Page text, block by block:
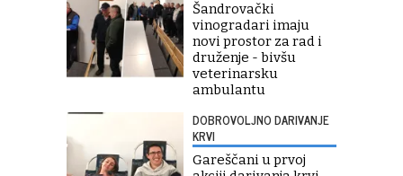
Šandrovački
vinogradari imaju
novi prostor za rad i
druženje - bivšu
veterinarsku
ambulantu
DOBROVOLJNO DARIVANJE
KRVI
Gareščani u prvoj